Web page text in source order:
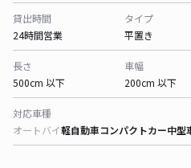
貸出時間
24時間営業
タイプ
平置き
長さ
500cm 以下
車幅
200cm 以下
対応車種
オートバイ軽自動車コンパクトカー中型